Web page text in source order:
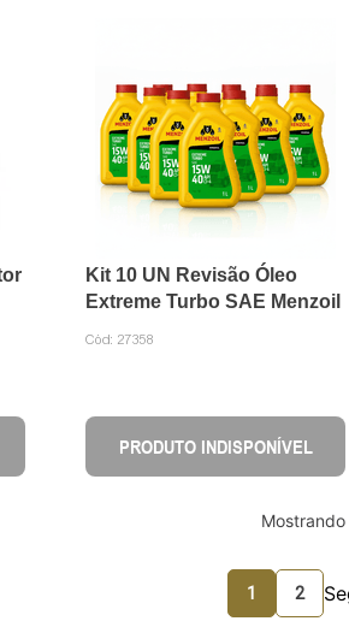
Kit 10 UN Revisão Óleo
Extreme Turbo SAE Menzoil
Cód: 27358
PRODUTO INDISPONÍVEL
Mostrando
1 2